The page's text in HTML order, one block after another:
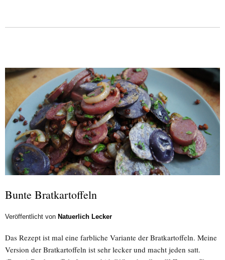
Bunte Bratkartoffeln
Veröffentlicht von Natuerlich Lecker
Das Rezept ist mal eine farbliche Variante der Bratkartoffeln. Meine
Version der Bratkartoffeln ist sehr lecker und macht jeden satt.